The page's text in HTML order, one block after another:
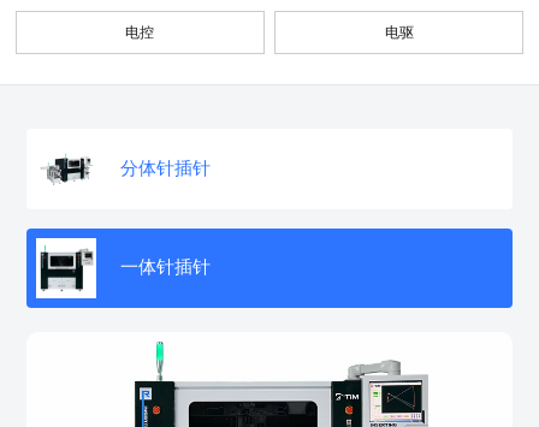
电控 电驱
分体针插针
一体针插针